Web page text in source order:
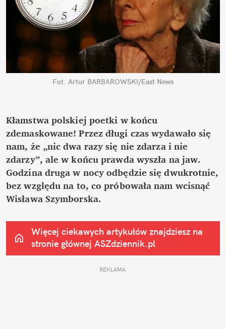
Fot. Artur BARBAROWSKI/East News
Kłamstwa polskiej poetki w końcu
zdemaskowane! Przez długi czas wydawało się
nam, że „nic dwa razy się nie zdarza i nie
zdarzy”, ale w końcu prawda wyszła na jaw.
Godzina druga w nocy odbędzie się dwukrotnie,
bez względu na to, co próbowała nam wcisnąć
Wisława Szymborska.
Więcej ciekawych artykułów znajdziesz na
stronie głównej ASZdziennik.pl
REKLAMA